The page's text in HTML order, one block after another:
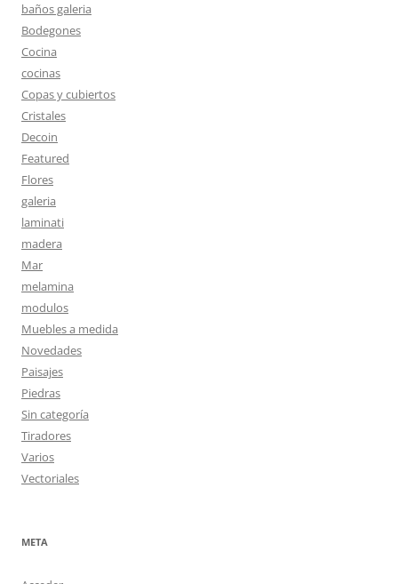
baños galeria
Bodegones
Cocina
cocinas
Copas y cubiertos
Cristales
Decoin
Featured
Flores
galeria
laminati
madera
Mar
melamina
modulos
Muebles a medida
Novedades
Paisajes
Piedras
Sin categoría
Tiradores
Varios
Vectoriales
META